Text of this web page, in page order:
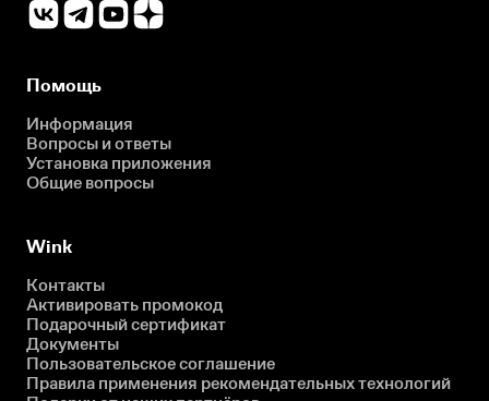
Помощь
Информация
Вопросы и ответы
Установка приложения
Общие вопросы
Wink
Контакты
Активировать промокод
Подарочный сертификат
Документы
Пользовательское соглашение
Правила применения рекомендательных технологий